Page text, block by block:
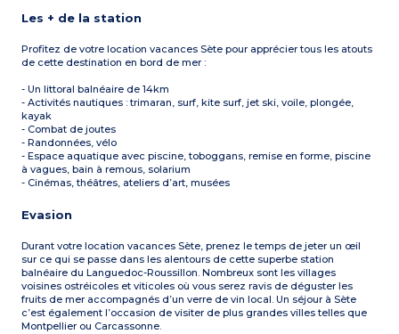
Les + de la station
Profitez de votre location vacances Sète pour apprécier tous les atouts
de cette destination en bord de mer :
- Un littoral balnéaire de 14km
- Activités nautiques : trimaran, surf, kite surf, jet ski, voile, plongée,
kayak
- Combat de joutes
- Randonnées, vélo
- Espace aquatique avec piscine, toboggans, remise en forme, piscine
à vagues, bain à remous, solarium
- Cinémas, théâtres, ateliers d’art, musées
Evasion
Durant votre location vacances Sète, prenez le temps de jeter un œil
sur ce qui se passe dans les alentours de cette superbe station
balnéaire du Languedoc-Roussillon. Nombreux sont les villages
voisines ostréicoles et viticoles où vous serez ravis de déguster les
fruits de mer accompagnés d’un verre de vin local. Un séjour à Sète
c’est également l’occasion de visiter de plus grandes villes telles que
Montpellier ou Carcassonne.